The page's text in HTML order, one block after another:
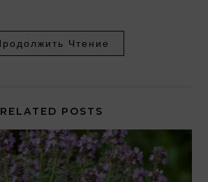
Чтение
RELATED POSTS